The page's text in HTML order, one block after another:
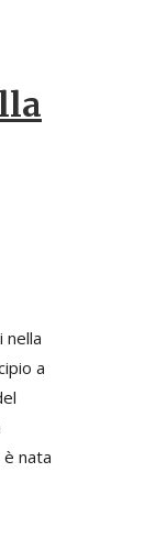
nella
a
nata